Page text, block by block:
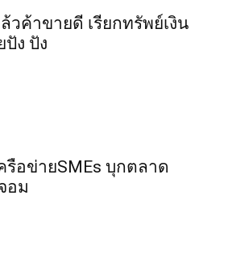
ว​ค้าขาย​ดี​ เรียก​ทรัพย์เงิน
ปัง​ ปัง​
รือข่ายSMEs บุกตลาด
อม